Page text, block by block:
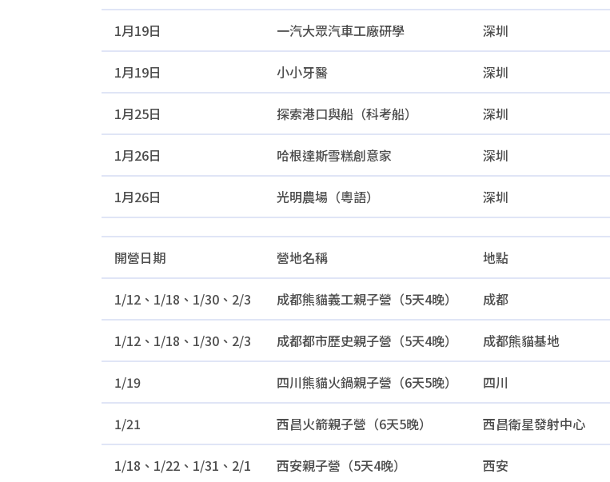
1月19日 一汽大眾汽車工廠研學 深圳
1月19日 小小牙醫 深圳
1月25日 探索港口與船（科考船） 深圳
1月26日 哈根達斯雪糕創意家 深圳
1月26日 光明農場（粵語） 深圳
開營日期 營地名稱 地點
1/12、1/18、1/30、2/3 成都熊貓義工親子營（5天4晚） 成都
1/12、1/18、1/30、2/3 成都都市歷史親子營（5天4晚） 成都熊貓基地
1/19 四川熊貓火鍋親子營（6天5晚） 四川
1/21 西昌火箭親子營（6天5晚） 西昌衛星發射中心
1/18、1/22、1/31、2/1 西安親子營（5天4晚） 西安